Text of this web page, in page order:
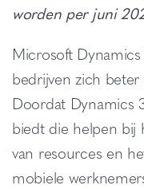
worden per juni
Microsoft
bedrijven zich
Doordat Dynamics
biedt die helpen bij
van resources en
mobiele